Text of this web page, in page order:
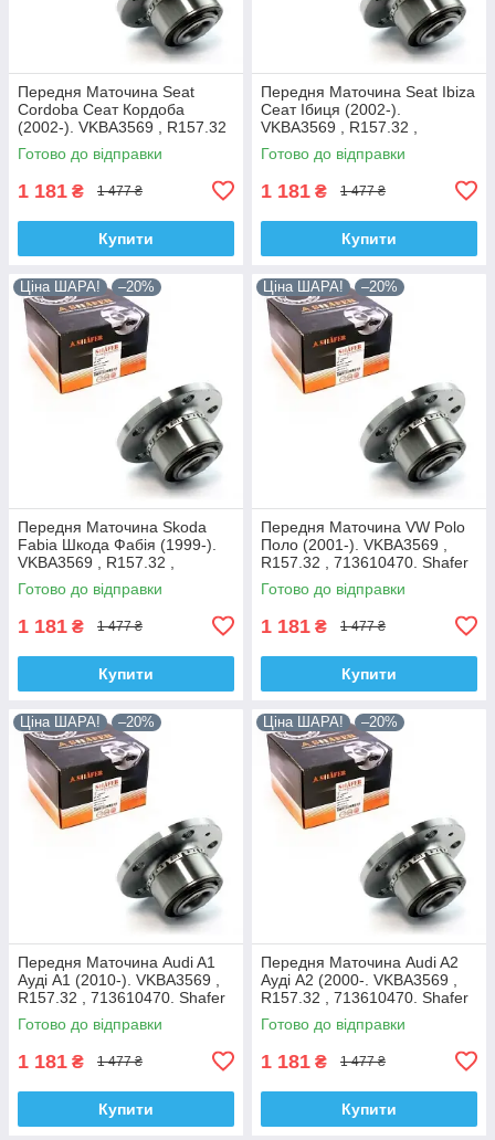
Передня Маточина Seat
Cordoba Сеат Кордоба
(2002-). VKBA3569 , R157.32
, 713610470. Shafer Австрія
Готово до відправки
1 181 ₴ 1 477 ₴
Купити
Передня Маточина Seat Ibiza
Сеат Ібиця (2002-).
VKBA3569 , R157.32 ,
713610470. Shafer Австрія
Готово до відправки
1 181 ₴ 1 477 ₴
Купити
Ціна ШАРА! –20%
Передня Маточина Skoda
Fabia Шкода Фабія (1999-).
VKBA3569 , R157.32 ,
713610470. Shafer Австрія
Готово до відправки
1 181 ₴ 1 477 ₴
Купити
Ціна ШАРА! –20%
Передня Маточина VW Polo
Поло (2001-). VKBA3569 ,
R157.32 , 713610470. Shafer
Австрія
Готово до відправки
1 181 ₴ 1 477 ₴
Купити
Ціна ШАРА! –20%
Передня Маточина Audi A1
Ауді А1 (2010-). VKBA3569 ,
R157.32 , 713610470. Shafer
Австрія
Готово до відправки
1 181 ₴ 1 477 ₴
Купити
Ціна ШАРА! –20%
Передня Маточина Audi A2
Ауді А2 (2000-. VKBA3569 ,
R157.32 , 713610470. Shafer
Австрія
Готово до відправки
1 181 ₴ 1 477 ₴
Купити